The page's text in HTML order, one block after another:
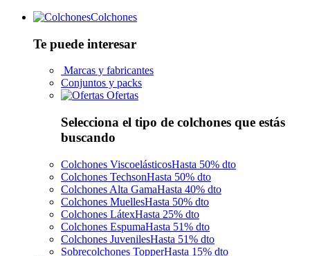
Colchones
Te puede interesar
Marcas y fabricantes
Conjuntos y packs
Ofertas
Selecciona el tipo de colchones que estás
buscando
Colchones ViscoelásticosHasta 50% dto
Colchones TechsonHasta 50% dto
Colchones Alta GamaHasta 40% dto
Colchones MuellesHasta 50% dto
Colchones LátexHasta 25% dto
Colchones EspumaHasta 51% dto
Colchones JuvenilesHasta 51% dto
Sobrecolchones TopperHasta 15% dto